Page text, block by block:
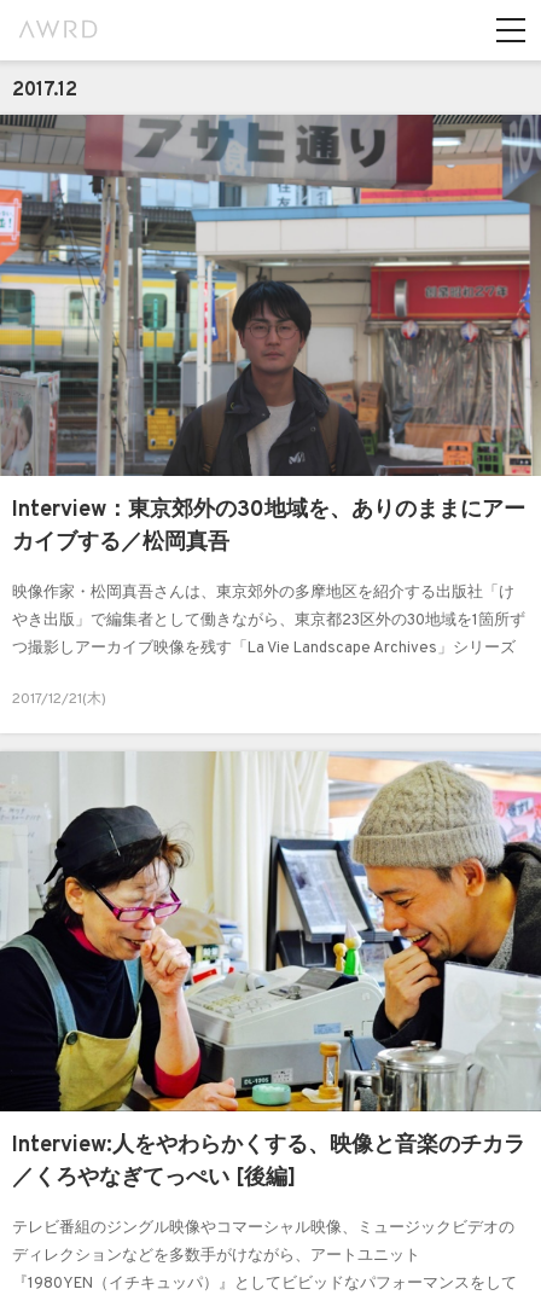
2017.12
Interview：東京郊外の30地域を、ありのままにアー
カイブする／松岡真吾
映像作家・松岡真吾さんは、東京郊外の多摩地区を紹介する出版社「け
やき出版」で編集者として働きながら、東京都23区外の30地域を1箇所ず
つ撮影しアーカイブ映像を残す「La Vie Landscape Archives」シリーズ
きっかけとなった、兵庫県の里山・多可町のPRムービー共創プロジェク
ト『TAKA VIDEO CAMP』にも触れながら、その制作の背景を伺いまし
2017/12/21(木)
Interview:人をやわらかくする、映像と音楽のチカラ
／くろやなぎてっぺい [後編]
テレビ番組のジングル映像やコマーシャル映像、ミュージックビデオの
ディレクションなどを多数手がけながら、アートユニット
『1980YEN（イチキュッパ）』としてビビッドなパフォーマンスをして